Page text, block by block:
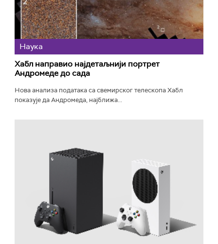
Наука
Хабл направио најдетаљнији портрет
Андромеде до сада
Нова анализа података са свемирског телескопа Хабл
показује да Андромеда, најближа...